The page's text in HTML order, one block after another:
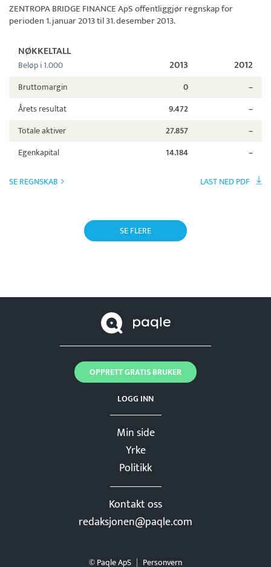
ZENTROPA BRIDGE FINANCE ApSoffentliggjør regnskap for
perioden 1. januar 2013 til 31. desember 2013.
NØKKELTALL
Beløp i 1.000 2013 2012
Bruttomargin 0
–
Årets resultat
9.472
–
Totale aktiver
27.857
–
Egenkapital
14.184 –
SE REGNSKAB LAST NED PDF
SE FLERE
Min side
Yrke
Politikk
Kontakt oss
redaksjonen@paqle.com
LOGG INN
OPPRETT GRATIS BRUKER
© Paqle ApS Personvern